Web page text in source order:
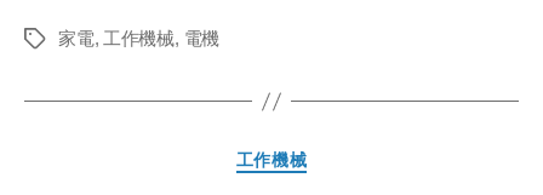
ザ
タ
家電, 工作機械, 電機
カ
工作機械